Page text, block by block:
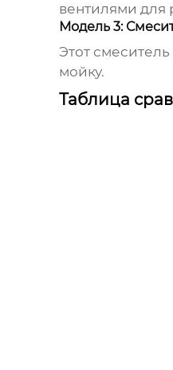
вентилями для
Модель 3:
Этот
мойку.
Таблица